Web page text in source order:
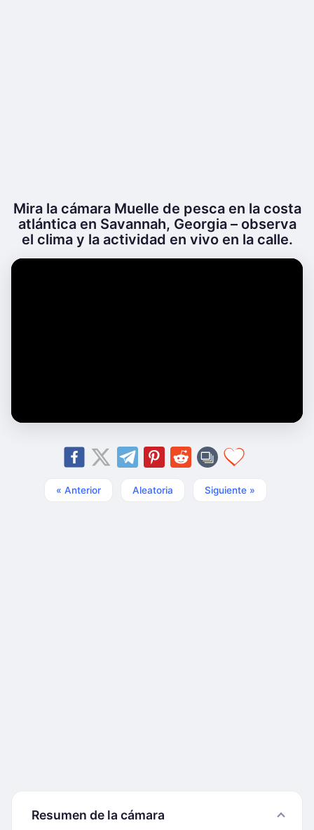
Mira la cámara Muelle de pesca en la costa
atlántica en Savannah, Georgia – observa
el clima y la actividad en vivo en la calle.
« Anterior Aleatoria Siguiente »
Resumen de la cámara